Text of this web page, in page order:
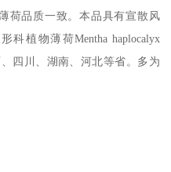
荷品质一致。本品具有宣散风
植物薄荷Mentha haplocalyx
四川、湖南、河北等省。多为